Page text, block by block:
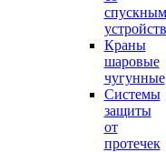
спускным
Краны
шаровые
чугунные
Системы
защиты
от
протечек